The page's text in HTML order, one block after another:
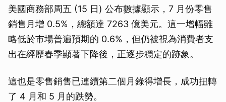
美國商務部周五 (15 日) 公布數據顯示，7 月份零售
銷售月增 0.5%，總額達 7263 億美元。這一增幅雖
略低於市場普遍預期的 0.6%，但仍被視為消費者支
出在經歷春季顯著下降後，正逐步穩定的跡象。
這也是零售銷售已連續第二個月錄得增長，成功扭轉
了 4 月和 5 月的跌勢。